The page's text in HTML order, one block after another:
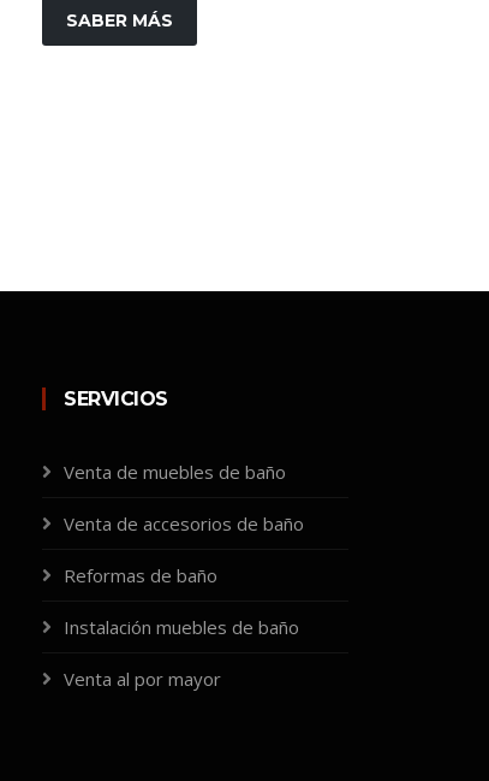
SABER MÁS
SERVICIOS
Venta de muebles de baño
Venta de accesorios de baño
Reformas de baño
Instalación muebles de baño
Venta al por mayor